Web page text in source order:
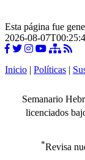
Esta página fue
2026-08-
Inicio | Políticas |
Semanario
licenciados
*Revisa